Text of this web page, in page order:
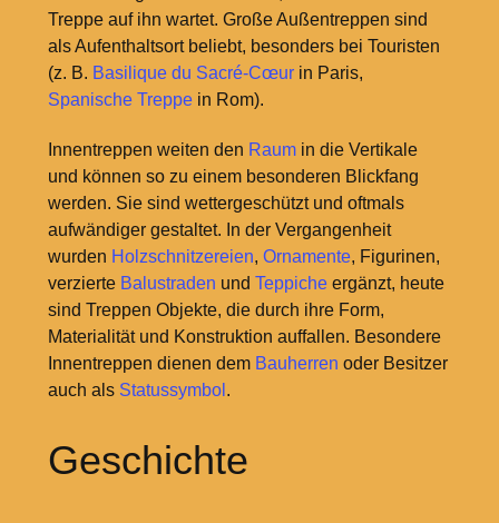
Treppe auf ihn wartet. Große Außentreppen sind
als Aufenthaltsort beliebt, besonders bei Touristen
(z. B. Basilique du Sacré-Cœurin Paris,
Spanische Treppein Rom).
Innentreppen weiten den Raumin die Vertikale
und können so zu einem besonderen Blickfang
werden. Sie sind wettergeschützt und oftmals
aufwändiger gestaltet. In der Vergangenheit
wurden Holzschnitzereien, Ornamente, Figurinen,
verzierte Balustraden und Teppicheergänzt, heute
sind Treppen Objekte, die durch ihre Form,
Materialität und Konstruktion auffallen. Besondere
Innentreppen dienen dem Bauherren oder Besitzer
auch als Statussymbol .
Geschichte